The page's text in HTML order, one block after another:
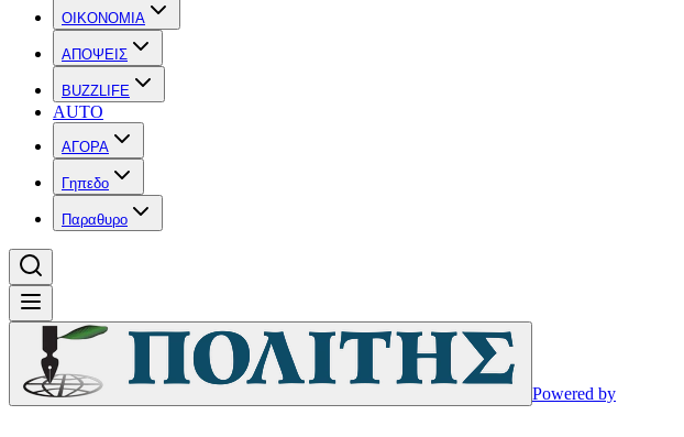
OIKONOMIA
ΑΠΟΨΕΙΣ
BUZZLIFE
AUTO
ΑΓΟΡΑ
Γηπεδο
Παραθυρο
Powered by